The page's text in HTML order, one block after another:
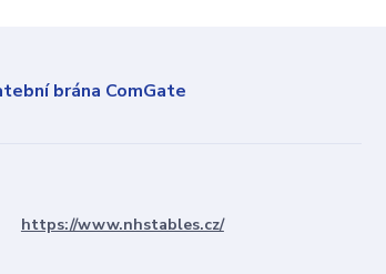
https://www.nhstables.cz/